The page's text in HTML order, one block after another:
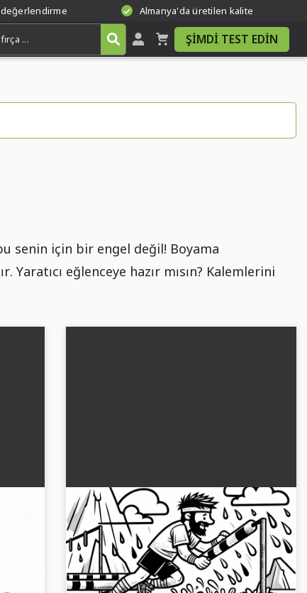
değerlendirme Almanya'da üretilen kalite
ŞIMDI TEST EDIN
senin için bir engel değil! Boyama
eğlenceye hazır mısın? Kalemlerini
al
Engelli koşucu suyun içinden geçiyor
- Ücretsiz boyama sayfası
Su ile mücadele eden heyecan verici engelli
koşucusunu deneyimleyin. Şimdi ücretsiz
boyama sayfasını indirin ve çevrimiçi olarak